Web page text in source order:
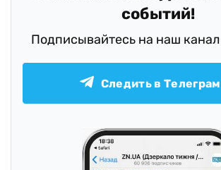
событий!
Подписывайтесь на наш канал
Следить в